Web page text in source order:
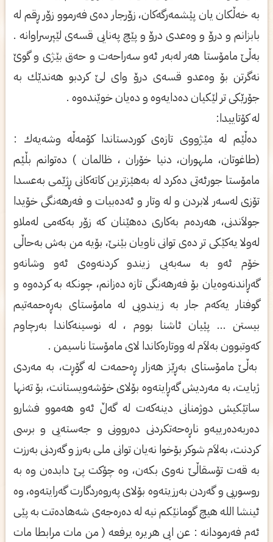
به‌ خه‌ڵكان یان پێشمه‌رگه‌كان، زۆرجار ده‌ی‌ فه‌رموو زۆر ڕقم له‌
بابزانم و درۆ و وه‌عدی‌ درۆ و پێچ په‌نایی‌ قسه‌ی‌ لێپرسراوانه‌ .
به‌ڵێ مامۆستا هه‌ر له‌به‌ر ئه‌و سه‌راحه‌ت و حه‌ق بێژی‌ و گوێ
نه‌گرتن بۆ وه‌عدو قسه‌ی‌ درۆ وای‌ لێ كردبو هه‌ندێك به‌
جۆرێكی‌ تر لێكیان ده‌دایه‌وه‌ و ده‌یان خوێنده‌وه‌ .
له‌ كۆتاییدا:
ده‌ڵێم له‌ مێژووی‌ تازه‌ی‌ كوردستاندا كۆمه‌ڵه‌ وشه‌یه‌ك :
(طاغوتان، ملهوران، دنیا خۆران ، ظالمان ) ده‌توانم بڵێم
مامۆستا جورئه‌تی‌ ده‌كرد له‌ به‌هێزترین كاته‌كانی‌ ڕژێمی‌ به‌عسدا
تۆزی‌ له‌سه‌ر لابردن و له‌ وتار و ئه‌ده‌بیات و فه‌رهه‌نگی‌ خۆیدا
جولاَندنی‌، هه‌رده‌م به‌كاری‌ ده‌هێنان كه‌ زۆر به‌كه‌می‌ له‌ملاو
له‌ولا یه‌كێكی‌ تر ده‌ی‌ توانی‌ ناویان بێنێ، بۆیه‌ من به‌ش به‌حاڵی‌
خۆم ئه‌و به‌ سه‌به‌بی‌ زیندو كردنه‌وه‌ی‌ ئه‌و وشانه‌و
گه‌ڕاندنه‌وه‌یان بۆ فه‌رهه‌نگی‌ تازه‌ ده‌زانم، چونكه‌ به‌ كرده‌وه‌ و
گوفتار یه‌كه‌م جار به‌ زیندویی‌ له‌ مامۆستای‌ به‌ڕه‌حمه‌تیم
بیستن ... پێیان ئاشنا بووم ، له‌ نوسینه‌كاندا به‌رچاوم
كه‌وتبوون به‌لاَم له‌ ووتاره‌كاندا لای‌ مامۆستا ناسیمن .
به‌ڵێ مامۆستای‌ به‌ڕێز هه‌زار ڕه‌حمه‌ت له‌ گۆڕت، به‌ مه‌ردی‌
ژیایت، به‌ مه‌ردیش گه‌ڕایته‌وه‌ بۆلای‌ خۆشه‌ویستانت، بۆ ته‌نها
ساتێكیش دوژمنانی‌ دینه‌كه‌ت له‌ گه‌ڵ ئه‌و هه‌موو فشارو
ده‌ربه‌ده‌رییه‌و ناڕه‌حه‌تكردنی‌ ده‌روونی‌ و جه‌سته‌یی‌ و برسی‌
كردنت، به‌لاَم شوكر بۆخوا نه‌یان توانی‌ ملی‌ به‌رز و گه‌ردنی‌ به‌رزت
به‌ قه‌ت تۆسقاڵێ نه‌وی‌ بكه‌ن، وه‌ چۆكت پێ دابده‌ن وه‌ به‌
روسوریی‌ و گه‌ردن به‌رزیته‌وه‌ بۆلای‌ په‌روه‌ردگارت گه‌رایته‌وه‌، وه‌
ئینشا الله هیچ گومانێكم نیه‌ له‌ ده‌ره‌جه‌ی‌ شه‌هاده‌تت به‌ پێی‌
ئه‌م فه‌رمودانه‌ : عن ابی هریره‌ یرفعه ( من مات مرابطا مات